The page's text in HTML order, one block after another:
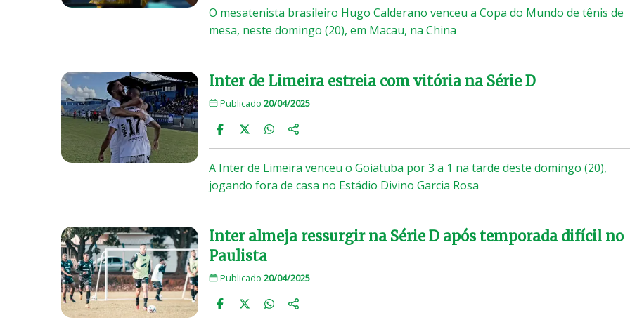
O mesatenista brasileiro Hugo Calderano venceu a Copa do Mundo de tênis de
mesa, neste domingo (20), em Macau, na China
Inter de Limeira estreia com vitória na Série D
Publicado 20/04/2025
A Inter de Limeira venceu o Goiatuba por 3 a 1 na tarde deste domingo (20),
jogando fora de casa no Estádio Divino Garcia Rosa
Inter almeja ressurgir na Série D após temporada difícil no
Paulista
Publicado 20/04/2025